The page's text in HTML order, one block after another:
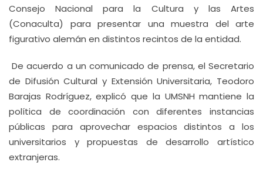
Consejo Nacional para la Cultura y las Artes
(Conaculta) para presentar una muestra del arte
figurativo alemán en distintos recintos de la entidad.
De acuerdo a un comunicado de prensa, el Secretario
de Difusión Cultural y Extensión Universitaria, Teodoro
Barajas Rodríguez, explicó que la UMSNH mantiene la
política de coordinación con diferentes instancias
públicas para aprovechar espacios distintos a los
universitarios y propuestas de desarrollo artístico
extranjeras.